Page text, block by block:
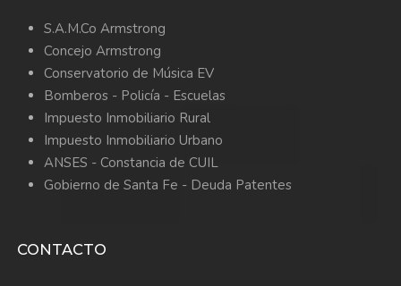
S.A.M.Co Armstrong
Concejo Armstrong
Conservatorio de Música EV
Bomberos - Policía - Escuelas
Impuesto Inmobiliario Rural
Impuesto Inmobiliario Urbano
ANSES - Constancia de CUIL
Gobierno de Santa Fe - Deuda Patentes
CONTACTO